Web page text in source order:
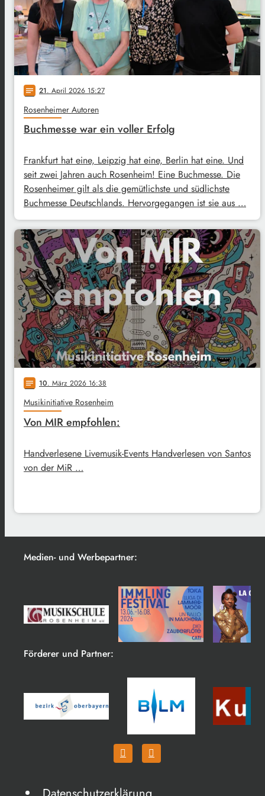
notes 21. April 2026 15:27
Rosenheimer Autoren
Buchmesse war ein voller Erfolg
Frankfurt hat eine, Leipzig hat eine, Berlin hat eine. Und
seit zwei Jahren auch Rosenheim! Eine Buchmesse. Die
Rosenheimer gilt als die gemütlichste und südlichste
Buchmesse Deutschlands. Hervorgegangen ist sie aus …
notes 10. März 2026 16:38
Musikinitiative Rosenheim
Von MIR empfohlen:
Handverlesene Livemusik-Events Handverlesen von Santos
von der MiR …
Medien- und Werbepartner:
Förderer und Partner: